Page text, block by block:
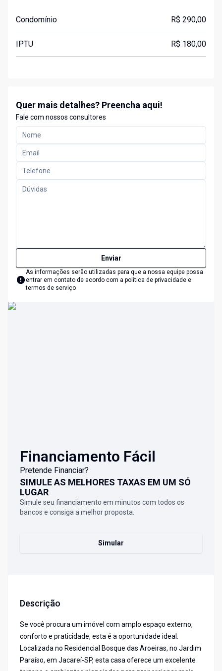
Condomínio R$ 290,00
IPTU R$ 180,00
Quer mais detalhes? Preencha aqui!
Fale com nossos consultores
Enviar
As informações serão utilizadas para que a nossa equipe possa
entrar em contato de acordo com a política de privacidade e
termos de serviço
Financiamento Fácil
Pretende Financiar?
SIMULE AS MELHORES TAXAS EM UM SÓ
LUGAR
Simule seu financiamento em minutos com todos os
bancos e consiga a melhor proposta.
Simular
Descrição
Se você procura um imóvel com amplo espaço externo,
conforto e praticidade, esta é a oportunidade ideal.
Localizada no Residencial Bosque das Aroeiras, no Jardim
Paraíso, em Jacareí-SP, esta casa oferece um excelente